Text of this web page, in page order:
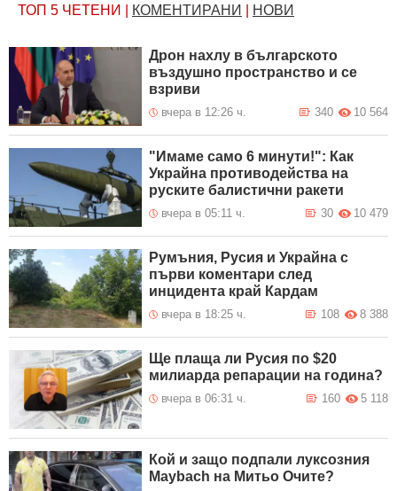
ТОП 5 ЧЕТЕНИ КОМЕНТИРАНИ НОВИ
Дрон нахлу в българското
въздушно пространство и се
взриви
вчера в 12:26 ч. 10 564
340
"Имаме само 6 минути!": Как
Украйна противодейства на
руските балистични ракети
вчера в 05:11 ч. 10 479
30
Румъния, Русия и Украйна с
първи коментари след
инцидента край Кардам
вчера в 18:25 ч. 8 388
108
Ще плаща ли Русия по $20
милиарда репарации на година?
вчера в 06:31 ч. 5 118
160
Кой и защо подпали луксозния
Maybach на Митьо Очите?